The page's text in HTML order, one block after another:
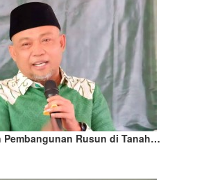
Pembangunan Rusun di Tanah…